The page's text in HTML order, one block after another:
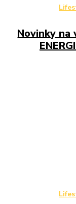
Novinky na